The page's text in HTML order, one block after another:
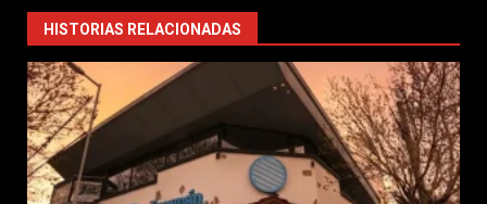
HISTORIAS RELACIONADAS